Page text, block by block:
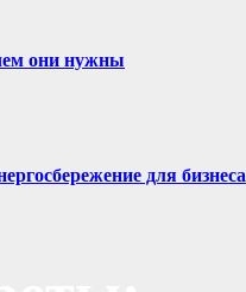
они нужны
для бизнеса